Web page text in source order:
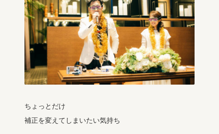
ちょっとだけ
補正を変えてしまいたい気持ち